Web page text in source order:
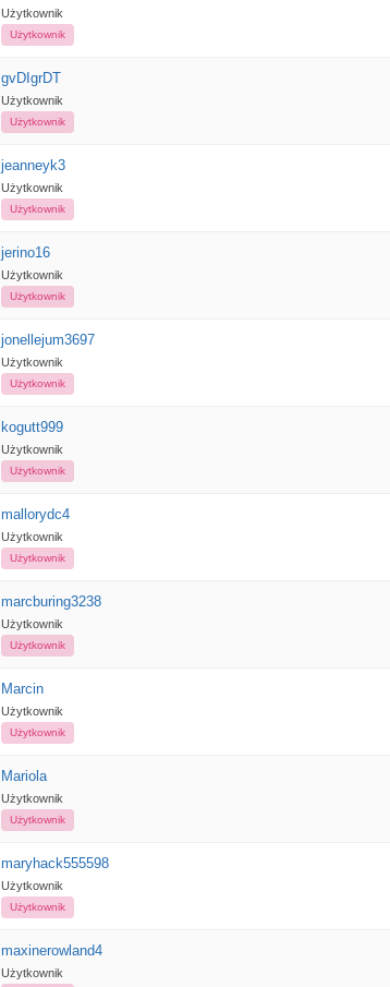
Użytkownik
Użytkownik
gvDIgrDT
Użytkownik
Użytkownik
jeanneyk3
Użytkownik
Użytkownik
jerino16
Użytkownik
Użytkownik
jonellejum3697
Użytkownik
Użytkownik
kogutt999
Użytkownik
Użytkownik
mallorydc4
Użytkownik
Użytkownik
marcburing3238
Użytkownik
Użytkownik
Marcin
Użytkownik
Użytkownik
Mariola
Użytkownik
Użytkownik
maryhack555598
Użytkownik
Użytkownik
maxinerowland4
Użytkownik